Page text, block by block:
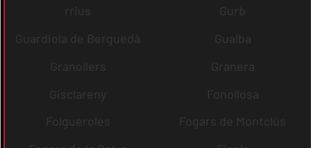
rrius
Gurb
Guardiola de Berguedà
Gualba
Granollers
Granera
Gisclareny
Fonollosa
Folgueroles
Fogars de Montclús